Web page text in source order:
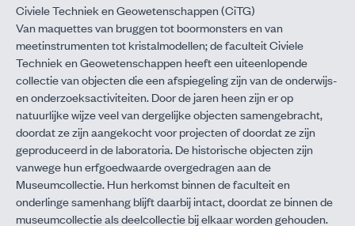
Civiele Techniek en Geowetenschappen (CiTG)
Van maquettes van bruggen tot boormonsters en van
meetinstrumenten tot kristalmodellen; de faculteit Civiele
Techniek en Geowetenschappen heeft een uiteenlopende
collectie van objecten die een afspiegeling zijn van de onderwijs-
en onderzoeksactiviteiten. Door de jaren heen zijn er op
natuurlijke wijze veel van dergelijke objecten samengebracht,
doordat ze zijn aangekocht voor projecten of doordat ze zijn
geproduceerd in de laboratoria. De historische objecten zijn
vanwege hun erfgoedwaarde overgedragen aan de
Museumcollectie. Hun herkomst binnen de faculteit en
onderlinge samenhang blijft daarbij intact, doordat ze binnen de
museumcollectie als deelcollectie bij elkaar worden gehouden.